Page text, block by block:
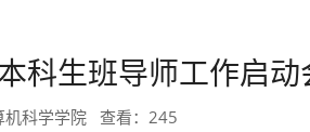
科生班导师工作启动
科学学院 查看： 245